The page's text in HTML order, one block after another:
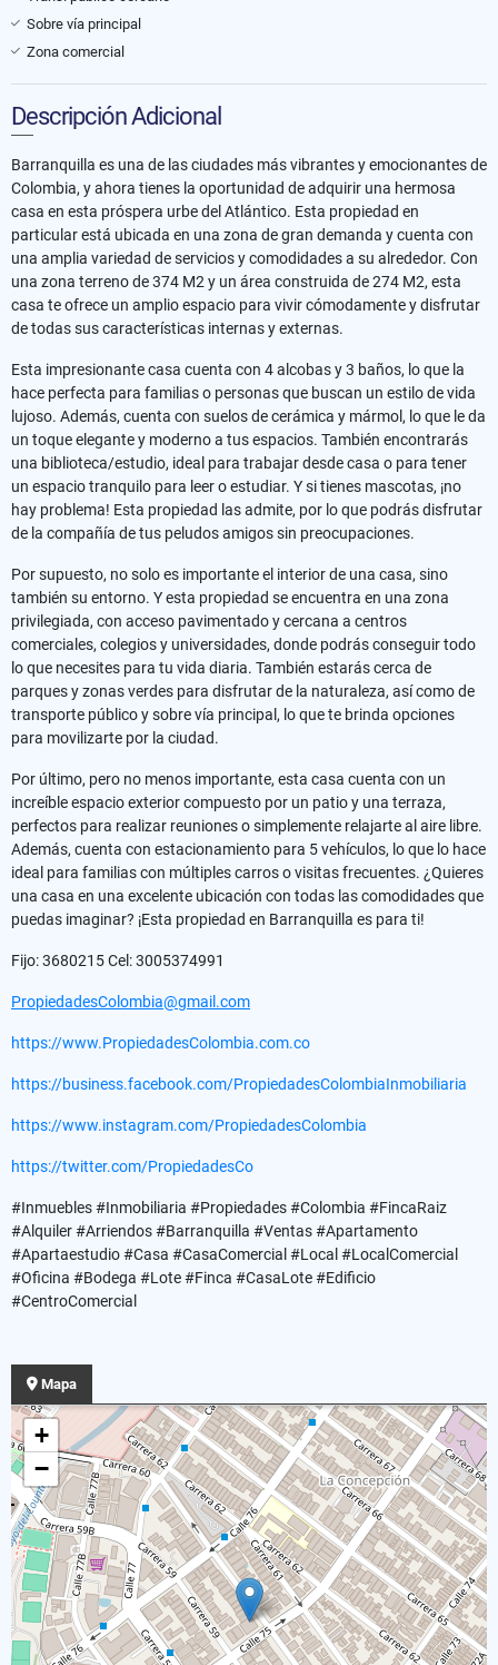
Sobre vía principal
Zona comercial
Descripción Adicional
Barranquilla es una de las ciudades más vibrantes y emocionantes de
Colombia, y ahora tienes la oportunidad de adquirir una hermosa
casa en esta próspera urbe del Atlántico. Esta propiedad en
particular está ubicada en una zona de gran demanda y cuenta con
una amplia variedad de servicios y comodidades a su alrededor. Con
una zona terreno de 374 M2 y un área construida de 274 M2, esta
casa te ofrece un amplio espacio para vivir cómodamente y disfrutar
de todas sus características internas y externas.
Esta impresionante casa cuenta con 4 alcobas y 3 baños, lo que la
hace perfecta para familias o personas que buscan un estilo de vida
lujoso. Además, cuenta con suelos de cerámica y mármol, lo que le da
un toque elegante y moderno a tus espacios. También encontrarás
una biblioteca/estudio, ideal para trabajar desde casa o para tener
un espacio tranquilo para leer o estudiar. Y si tienes mascotas, ¡no
hay problema! Esta propiedad las admite, por lo que podrás disfrutar
de la compañía de tus peludos amigos sin preocupaciones.
Por supuesto, no solo es importante el interior de una casa, sino
también su entorno. Y esta propiedad se encuentra en una zona
privilegiada, con acceso pavimentado y cercana a centros
comerciales, colegios y universidades, donde podrás conseguir todo
lo que necesites para tu vida diaria. También estarás cerca de
parques y zonas verdes para disfrutar de la naturaleza, así como de
transporte público y sobre vía principal, lo que te brinda opciones
para movilizarte por la ciudad.
Por último, pero no menos importante, esta casa cuenta con un
increíble espacio exterior compuesto por un patio y una terraza,
perfectos para realizar reuniones o simplemente relajarte al aire libre.
Además, cuenta con estacionamiento para 5 vehículos, lo que lo hace
ideal para familias con múltiples carros o visitas frecuentes. ¿Quieres
una casa en una excelente ubicación con todas las comodidades que
puedas imaginar? ¡Esta propiedad en Barranquilla es para ti!
Fijo: 3680215 Cel: 3005374991
PropiedadesColombia@gmail.com
https://www.PropiedadesColombia.com.co
https://business.facebook.com/PropiedadesColombiaInmobiliaria
https://www.instagram.com/PropiedadesColombia
https://twitter.com/PropiedadesCo
#Inmuebles #Inmobiliaria #Propiedades #Colombia #FincaRaiz
#Alquiler #Arriendos #Barranquilla #Ventas #Apartamento
#Apartaestudio #Casa #CasaComercial #Local #LocalComercial
#Oficina #Bodega #Lote #Finca #CasaLote #Edificio
#CentroComercial
Mapa
+
−